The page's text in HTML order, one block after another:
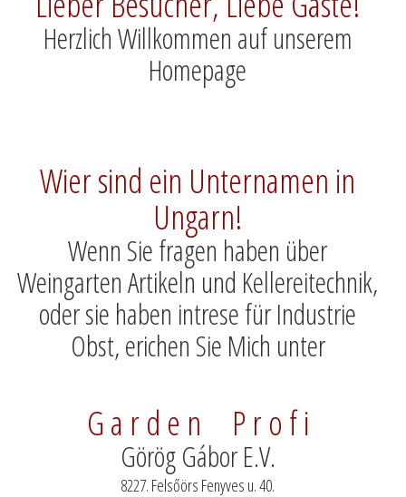
Herzlich Willkommen auf unserem
Homepage
Wier sind ein Unternamen in
Ungarn!
Wenn Sie fragen haben über
Weingarten Artikeln und Kellereitechnik,
oder sie haben intrese für Industrie
Obst, erichen Sie Mich unter
G a r d e n P r o f i
Görög Gábor E.V.
8227. Felsőörs Fenyves u. 40.